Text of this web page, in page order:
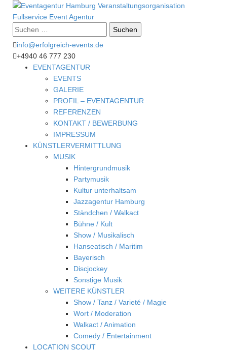
Suche
nach:
info@erfolgreich-events.de
+4940 46 777 230
EVENTAGENTUR
EVENTS
GALERIE
PROFIL – EVENTAGENTUR
REFERENZEN
KONTAKT / BEWERBUNG
IMPRESSUM
KÜNSTLERVERMITTLUNG
MUSIK
Hintergrundmusik
Partymusik
Kultur unterhaltsam
Jazzagentur Hamburg
Ständchen / Walkact
Bühne / Kult
Show / Musikalisch
Hanseatisch / Maritim
Bayerisch
Discjockey
Sonstige Musik
WEITERE KÜNSTLER
Show / Tanz / Varieté / Magie
Wort / Moderation
Walkact / Animation
Comedy / Entertainment
LOCATION SCOUT